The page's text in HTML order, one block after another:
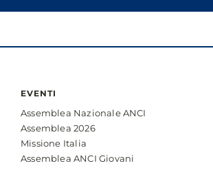
EVENTI
Assemblea Nazionale ANCI
Assemblea 2026
Missione Italia
Assemblea ANCI Giovani